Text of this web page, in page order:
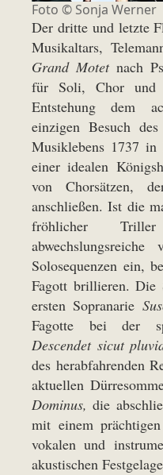
Foto © Sonja Werner
Der dritte und letzte
Musikaltars,
Grand Motetnach
für Soli, Chor und
Entstehung dem
einzigen Besuch
Musiklebens 1737
einer idealen
von Chorsätzen,
anschließen. Ist die
fröhlicher
Solosequenzen ein,
Fagott brillieren.
ersten Sopranarie
Fagotte bei der
Descendet sicut
des herabfahrenden
aktuellen
Dominus, die
mit einem
vokalen und
akustischen